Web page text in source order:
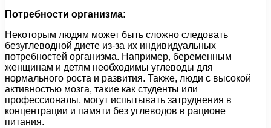
Потребности организма:
Некоторым людям может быть сложно следовать
безуглеводной диете из-за их индивидуальных
потребностей организма. Например, беременным
женщинам и детям необходимы углеводы для
нормального роста и развития. Также, люди с высокой
активностью мозга, такие как студенты или
профессионалы, могут испытывать затруднения в
концентрации и памяти без углеводов в рационе
питания.